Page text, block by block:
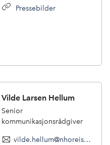
Pressebilder
Vilde Larsen Hellum
Senior
kommunikasjonsrådgiver
vilde.hellum@nhoreiseliv.no